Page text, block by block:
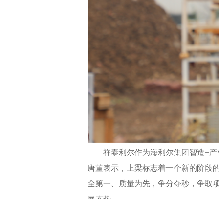
祥泰利尔作为海利尔集团智造+
唐董表示，上梁标志着一个新的阶段
全第一、质量为先，争分夺秒，争取